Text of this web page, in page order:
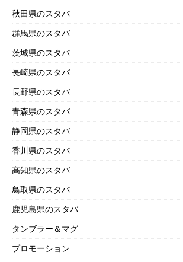
秋田県のスタバ
群馬県のスタバ
茨城県のスタバ
長崎県のスタバ
長野県のスタバ
青森県のスタバ
静岡県のスタバ
香川県のスタバ
高知県のスタバ
鳥取県のスタバ
鹿児島県のスタバ
タンブラー＆マグ
プロモーション